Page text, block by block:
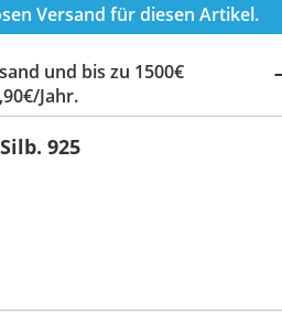
Versand für diesen Artikel.
und bis zu 1500€
Jahr.
925